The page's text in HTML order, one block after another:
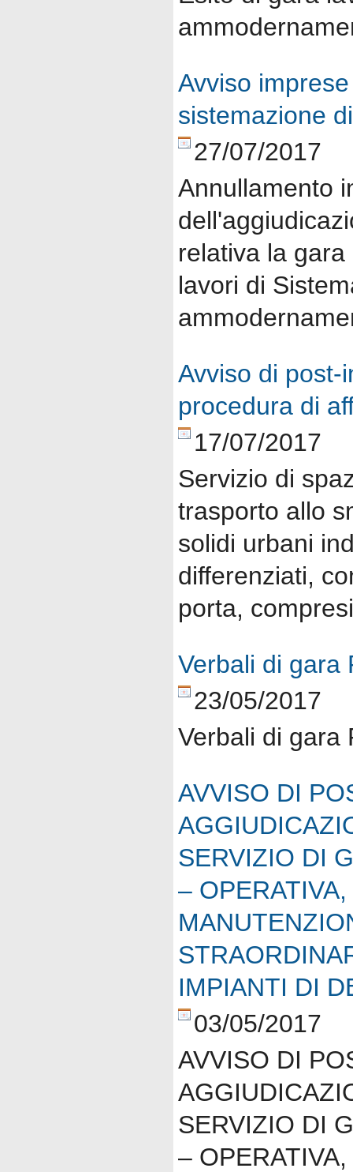
Avviso
sistemazione
27/07/2017
Annullamento
relativa la gara
lavori di
Avviso di post-
procedura di
17/07/2017
Servizio di
trasporto allo
solidi urbani
differenziati,
porta,
Verbali di gara
23/05/2017
Verbali di gara
AVVISO DI
SERVIZIO DI
–
IMPIANTI DI
03/05/2017
AVVISO DI
SERVIZIO DI
–